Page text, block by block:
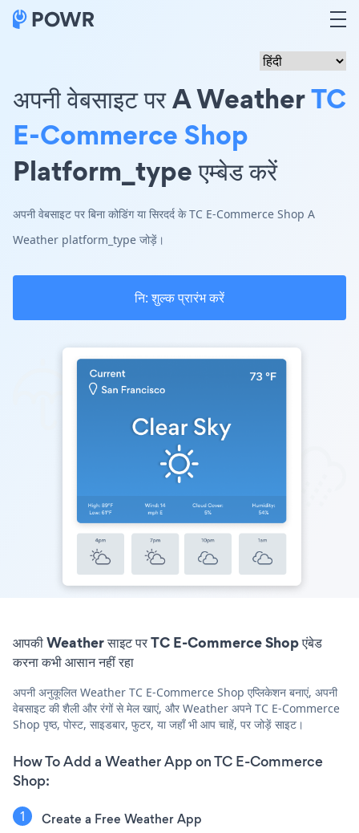
अपनी वेबसाइट पर A WeatherTC
E-Commerce Shop
Platform_type एम्बेड करें
अपनी वेबसाइट पर बिना कोडिंग या सिरदर्द के TC E-Commerce Shop A
Weather platform_type जोड़ें।
नि: शुल्क प्रारंभ करें
आपकी Weather साइट पर TC E-Commerce Shop एंबेड
करना कभी आसान नहीं रहा
अपनी अनुकूलित Weather TC E-Commerce Shop एप्लिकेशन बनाएं, अपनी
वेबसाइट की शैली और रंगों से मेल खाएं, और Weather अपने TC E-Commerce
Shop पृष्ठ, पोस्ट, साइडबार, फुटर, या जहाँ भी आप चाहें, पर जोड़ें साइट।
How To Add a Weather App on TC E-Commerce
Shop:
Create a Free Weather App